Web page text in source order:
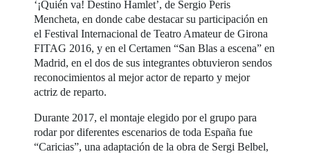
‘¡Quién va! Destino Hamlet’, de Sergio Peris
Mencheta, en donde cabe destacar su participación en
el Festival Internacional de Teatro Amateur de Girona
FITAG 2016, y en el Certamen “San Blas a escena” en
Madrid, en el dos de sus integrantes obtuvieron sendos
reconocimientos al mejor actor de reparto y mejor
actriz de reparto.
Durante 2017, el montaje elegido por el grupo para
rodar por diferentes escenarios de toda España fue
“Caricias”, una adaptación de la obra de Sergi Belbel,